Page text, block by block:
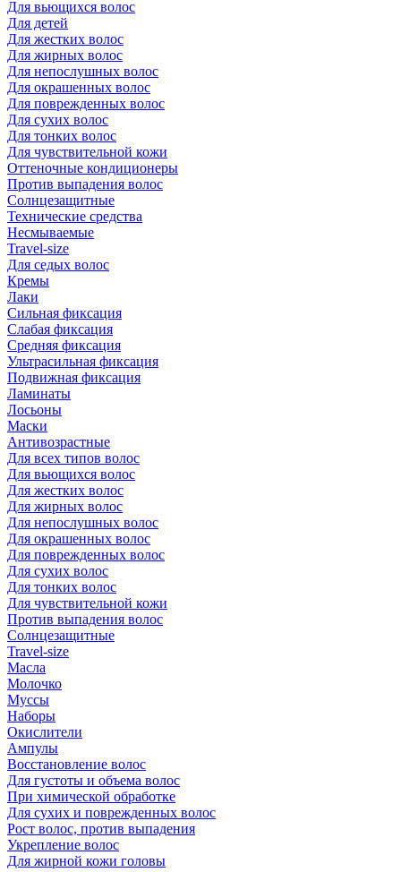
Для вьющихся волос
Для детей
Для жестких волос
Для жирных волос
Для непослушных волос
Для окрашенных волос
Для поврежденных волос
Для сухих волос
Для тонких волос
Для чувствительной кожи
Оттеночные кондиционеры
Против выпадения волос
Солнцезащитные
Технические средства
Несмываемые
Travel-size
Для седых волос
Кремы
Лаки
Сильная фиксация
Слабая фиксация
Средняя фиксация
Ультрасильная фиксация
Подвижная фиксация
Ламинаты
Лосьоны
Маски
Антивозрастные
Для всех типов волос
Для вьющихся волос
Для жестких волос
Для жирных волос
Для непослушных волос
Для окрашенных волос
Для поврежденных волос
Для сухих волос
Для тонких волос
Для чувствительной кожи
Против выпадения волос
Солнцезащитные
Travel-size
Масла
Молочко
Муссы
Наборы
Окислители
Ампулы
Восстановление волос
Для густоты и объема волос
При химической обработке
Для сухих и поврежденных волос
Рост волос, против выпадения
Укрепление волос
Для жирной кожи головы